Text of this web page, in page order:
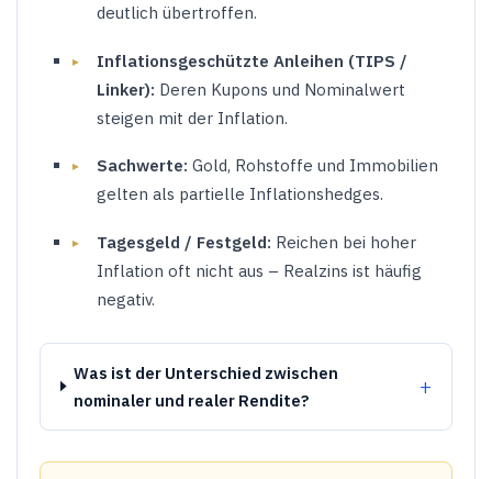
deutlich übertroffen.
Inflationsgeschützte Anleihen (TIPS /
Linker): Deren Kupons und Nominalwert
steigen mit der Inflation.
Sachwerte: Gold, Rohstoffe und Immobilien
gelten als partielle Inflationshedges.
Tagesgeld / Festgeld: Reichen bei hoher
Inflation oft nicht aus – Realzins ist häufig
negativ.
Was ist der Unterschied zwischen
nominaler und realer Rendite?